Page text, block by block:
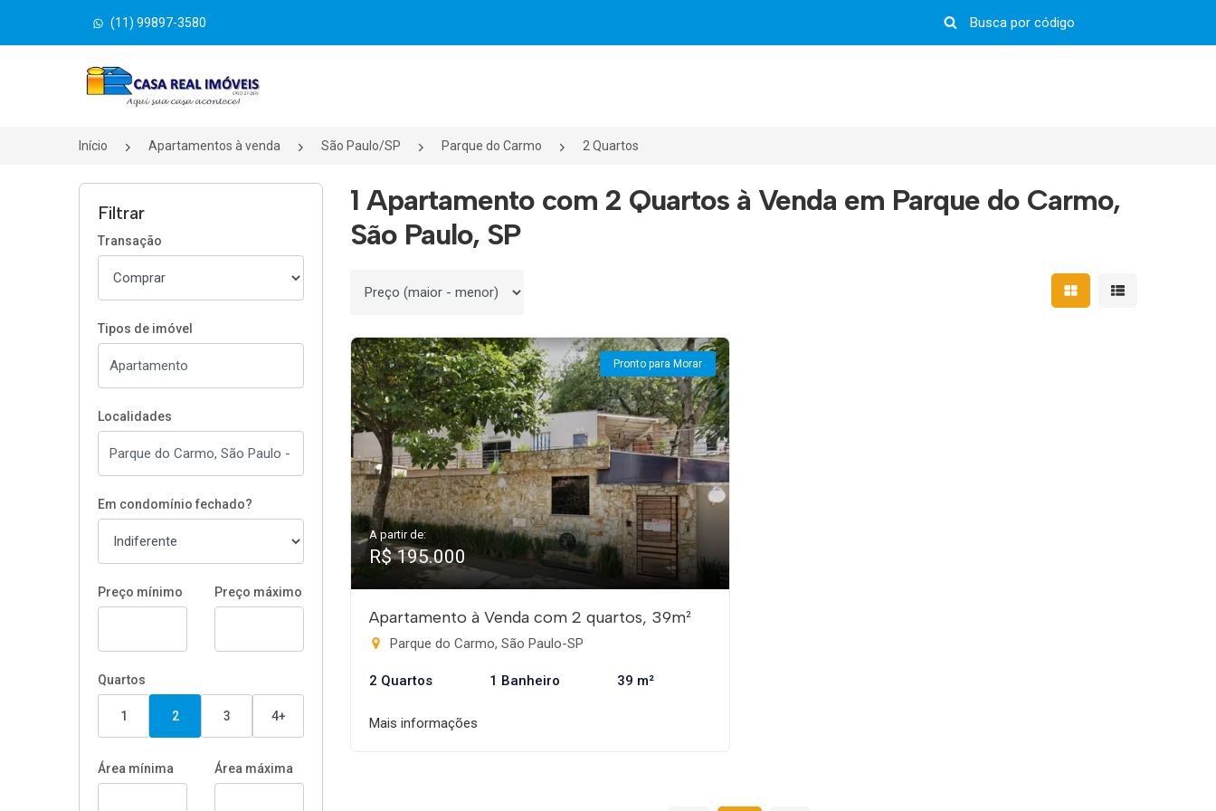
(11) 99897-3580
Página inicial
Início Apartamentos à venda São Paulo/SP Parque do Carmo 2 Quartos
Filtrar
Transação
Tipos de imóvel
Localidades
Em condomínio fechado?
Preço mínimo Preço máximo
Quartos
1 2 3 4+
Área mínima Área máxima
1 Apartamento com 2 Quartos à Venda em Parque do Carmo,
São Paulo, SP
Ordenar por Mostrar resultados em
Mostrar
Pronto para Morar
A partir de:
R$ 195.000
Apartamento à Venda com 2 quartos, 39m²
Parque do Carmo, São Paulo-SP
2 Quartos 1 Banheiro 39 m²
Mais informações